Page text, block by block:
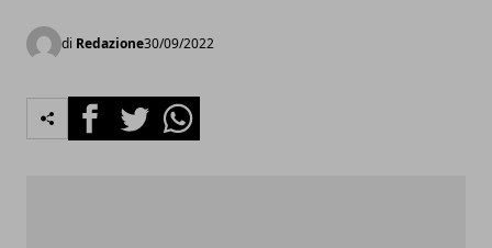
di Redazione30/09/2022
FacebookTwitterWhatsapp